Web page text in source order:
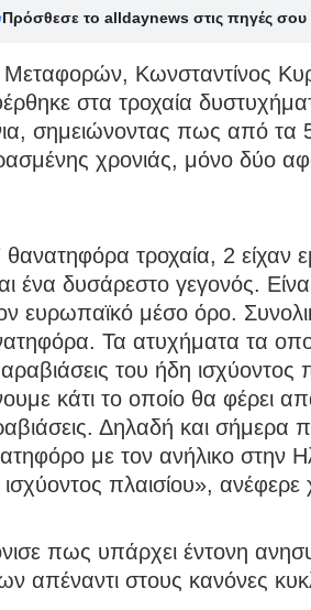
Πρόσθεσε το alldaynews στις πηγές
Κωνσταντίνος
στα τροχαία
σημειώνοντας πως από
χρονιάς, μόνο δύο
τροχαία, 2 είχαν
ένα δυσάρεστο γεγονός.
ευρωπαϊκό μέσο όρο.
Τα ατυχήματα τα
του ήδη ισχύοντος
κάτι το οποίο θα φέρει
Δηλαδή και σήμερα
με τον ανήλικο στην
πλαισίου», ανέφερε
πως υπάρχει έντονη
απέναντι στους κανόνες